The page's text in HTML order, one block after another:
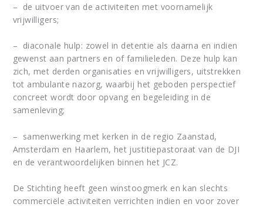
– de uitvoer van de activiteiten met voornamelijk
vrijwilligers;
– diaconale hulp: zowel in detentie als daarna en indien
gewenst aan partners en of familieleden. Deze hulp kan
zich, met derden organisaties en vrijwilligers, uitstrekken
tot ambulante nazorg, waarbij het geboden perspectief
concreet wordt door opvang en begeleiding in de
samenleving;
– samenwerking met kerken in de regio Zaanstad,
Amsterdam en Haarlem, het justitiepastoraat van de DJI
en de verantwoordelijken binnen het JCZ.
De Stichting heeft geen winstoogmerk en kan slechts
commerciële activiteiten verrichten indien en voor zover